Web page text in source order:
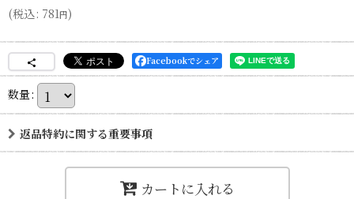
(税込: 781円)
Facebookでシェア
数量:
返品特約に関する重要事項
カートに入れる